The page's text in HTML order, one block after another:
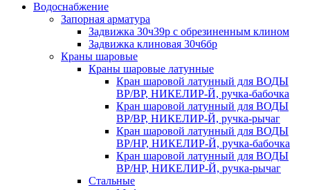
Водоснабжение
Запорная арматура
Задвижка 30ч39р с обрезиненным клином
Задвижка клиновая 30ч6бр
Краны шаровые
Краны шаровые латунные
Кран шаровой латунный для ВОДЫ
ВР/ВР, НИКЕЛИР-Й, ручка-бабочка
Кран шаровой латунный для ВОДЫ
ВР/ВР, НИКЕЛИР-Й, ручка-рычаг
Кран шаровой латунный для ВОДЫ
ВР/НР, НИКЕЛИР-Й, ручка-бабочка
Кран шаровой латунный для ВОДЫ
ВР/НР, НИКЕЛИР-Й, ручка-рычаг
Стальные